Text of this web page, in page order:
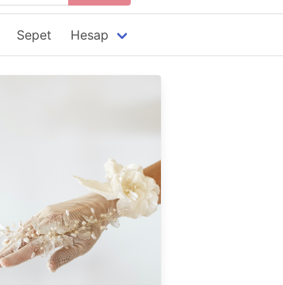
Sepet Hesap